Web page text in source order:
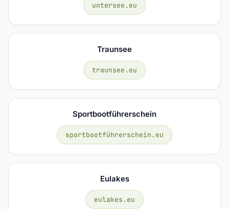
untersee.eu
Traunsee
traunsee.eu
Sportbootführerschein
sportbootführerschein.eu
Eulakes
eulakes.eu